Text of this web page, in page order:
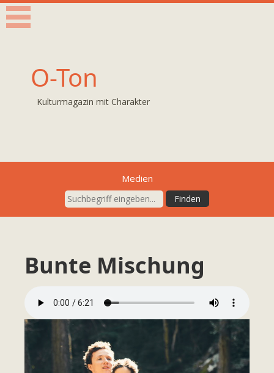
O-Ton
Kulturmagazin mit Charakter
Medien
Bunte Mischung